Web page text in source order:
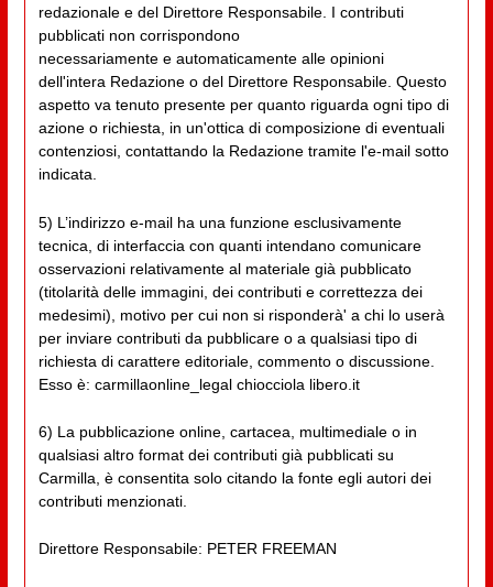
redazionale e del Direttore Responsabile. I contributi
pubblicati non corrispondono
necessariamente e automaticamente alle opinioni
dell'intera Redazione o del Direttore Responsabile. Questo
aspetto va tenuto presente per quanto riguarda ogni tipo di
azione o richiesta, in un'ottica di composizione di eventuali
contenziosi, contattando la Redazione tramite l'e-mail sotto
indicata.
5) L’indirizzo e-mail ha una funzione esclusivamente
tecnica, di interfaccia con quanti intendano comunicare
osservazioni relativamente al materiale già pubblicato
(titolarità delle immagini, dei contributi e correttezza dei
medesimi), motivo per cui non si risponderà' a chi lo userà
per inviare contributi da pubblicare o a qualsiasi tipo di
richiesta di carattere editoriale, commento o discussione.
Esso è: carmillaonline_legal chiocciola libero.it
6) La pubblicazione online, cartacea, multimediale o in
qualsiasi altro format dei contributi già pubblicati su
Carmilla, è consentita solo citando la fonte egli autori dei
contributi menzionati.
Direttore Responsabile: PETER FREEMAN